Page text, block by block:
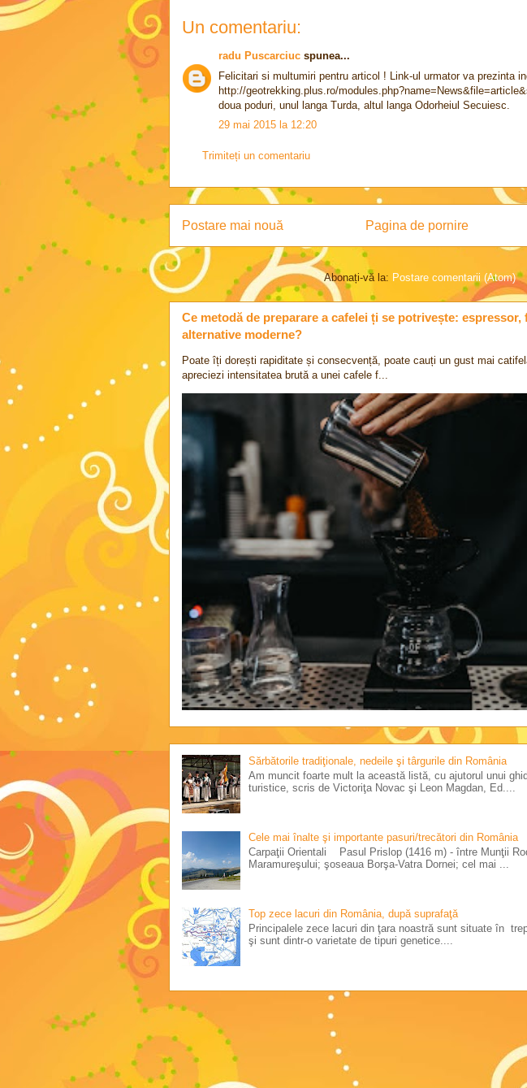
Un comentariu:
radu Puscarciuc spunea...
Felicitari si multumiri pentru articol ! Link-ul urmator va prezinta
http://geotrekking.plus.ro/
doua poduri, unul langa Turda, altul langa Odorheiul Secuiesc.
29 mai 2015 la 12:20
Trimiteți un comentariu
Postare mai nouă Pagina de pornire
Abonați-vă la: Postare comentarii (Atom)
Ce metodă de preparare a cafelei ți se potrivește:
alternative moderne?
Poate îți dorești rapiditate și consecvență, poate cauți un gust mai
apreciezi intensitatea brută a unei cafele f...
Sărbătorile tradiţionale, nedeile şi târgurile din România
Am muncit foarte mult la această listă, cu ajutorul unui
turistice, scris de Victoriţa Novac şi Leon Magdan, Ed....
Cele mai înalte şi importante pasuri/trecători din România
Carpaţii Orientali Pasul Prislop (1416 m) - între Munţii
Maramureşului; şoseaua Borşa-Vatra Dornei; cel mai ...
Top zece lacuri din România, după suprafaţă
Principalele zece lacuri din ţara noastră sunt situate în
şi sunt dintr-o varietate de tipuri genetice....